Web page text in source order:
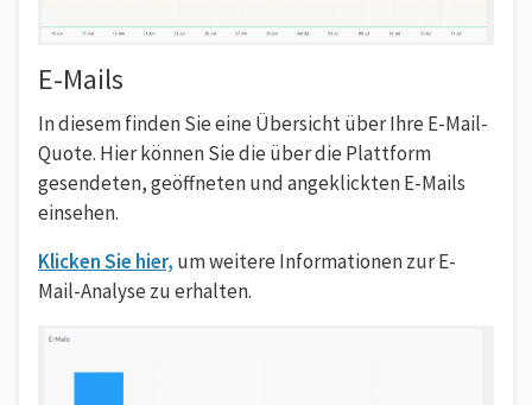
E-Mails
In diesem finden Sie eine Übersicht über Ihre E-Mail-
Quote. Hier können Sie die über die Plattform
gesendeten, geöffneten und angeklickten E-Mails
einsehen.
Klicken Sie hier, um weitere Informationen zur E-
Mail-Analyse zu erhalten.